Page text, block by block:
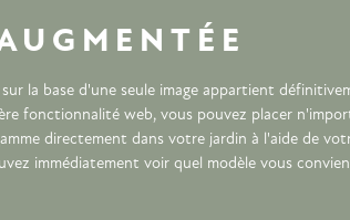
la base d'une seule image appartient
fonctionnalité web, vous pouvez placer
directement dans votre jardin à l'aide de
immédiatement voir quel modèle vous